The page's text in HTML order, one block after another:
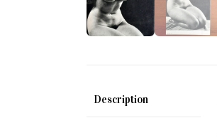
Description